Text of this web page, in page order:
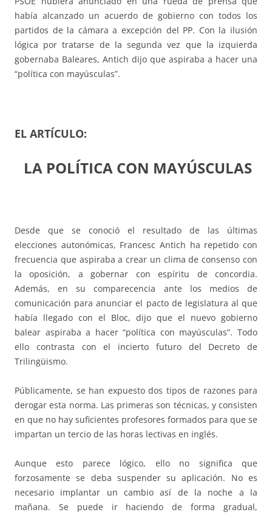
había alcanzado un acuerdo de gobierno con todos los
partidos de la cámara a excepción del PP. Con la ilusión
lógica por tratarse de la segunda vez que la izquierda
gobernaba Baleares, Antich dijo que aspiraba a hacer una
“política con mayúsculas”.
EL ARTÍCULO:
LA POLÍTICA CON MAYÚSCULAS
Desde que se conoció el resultado de las últimas
elecciones autonómicas, Francesc Antich ha repetido con
frecuencia que aspiraba a crear un clima de consenso con
la oposición, a gobernar con espíritu de concordia.
Además, en su comparecencia ante los medios de
comunicación para anunciar el pacto de legislatura al que
había llegado con el Bloc, dijo que el nuevo gobierno
balear aspiraba a hacer “política con mayúsculas”. Todo
ello contrasta con el incierto futuro del Decreto de
Trilingüismo.
Públicamente, se han expuesto dos tipos de razones para
derogar esta norma. Las primeras son técnicas, y consisten
en que no hay suficientes profesores formados para que se
impartan un tercio de las horas lectivas en inglés.
Aunque esto parece lógico, ello no significa que
forzosamente se deba suspender su aplicación. No es
necesario implantar un cambio así de la noche a la
mañana. Se puede ir haciendo de forma gradual,